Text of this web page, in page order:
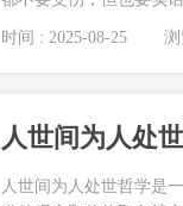
时间 : 2025-08-25 浏
人世间为人处
人世间为人处世哲学是